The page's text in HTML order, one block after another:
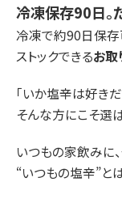
冷凍保存90日。
冷凍で約90日保存
ストックできるお取
「いか塩辛は好き
そんな方にこそ選
いつもの家飲みに
“いつもの塩辛”と